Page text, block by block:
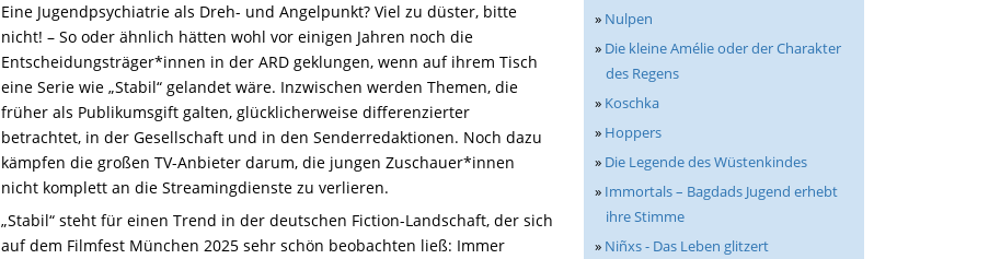
Eine Jugendpsychiatrie als Dreh- und Angelpunkt? Viel zu düster, bitte
nicht! – So oder ähnlich hätten wohl vor einigen Jahren noch die
Entscheidungsträger*innen in der ARD geklungen, wenn auf ihrem Tisch
eine Serie wie „Stabil“ gelandet wäre. Inzwischen werden Themen, die
früher als Publikumsgift galten, glücklicherweise differenzierter
betrachtet, in der Gesellschaft und in den Senderredaktionen. Noch dazu
kämpfen die großen TV-Anbieter darum, die jungen Zuschauer*innen
nicht komplett an die Streamingdienste zu verlieren.
„Stabil“ steht für einen Trend in der deutschen Fiction-Landschaft, der sich
auf dem Filmfest München 2025 sehr schön beobachten ließ: Immer
» Nulpen
» Die kleine Amélie oder der Charakter
des Regens
» Koschka
» Hoppers
» Die Legende des Wüstenkindes
» Immortals – Bagdads Jugend erhebt
ihre Stimme
» Niñxs - Das Leben glitzert